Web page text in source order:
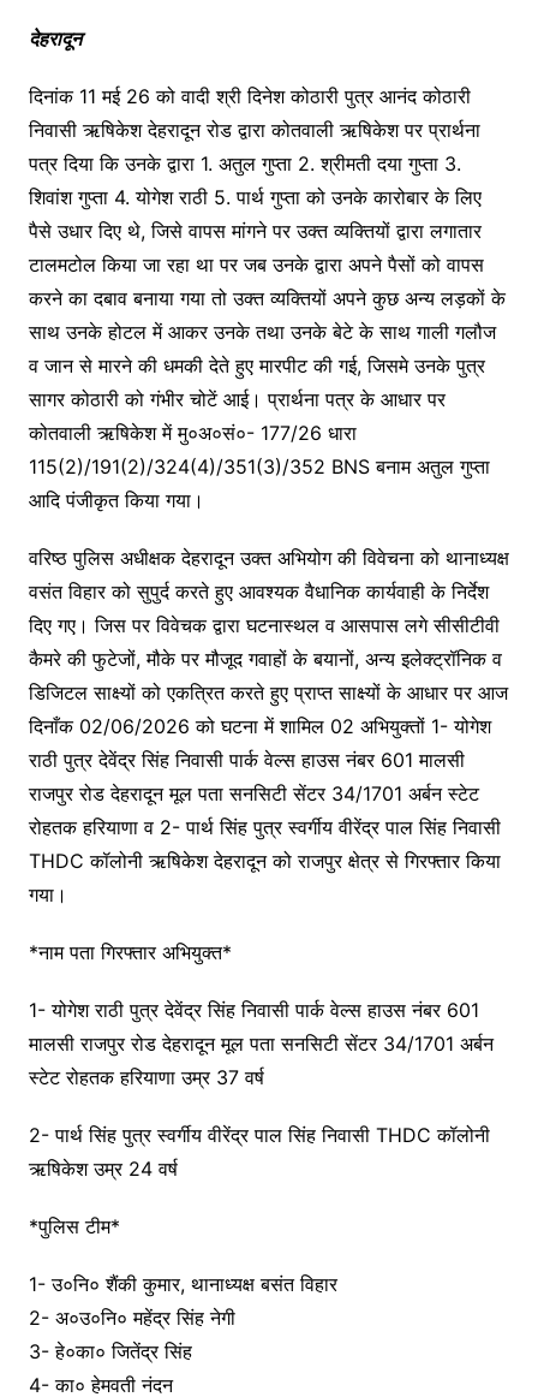
c
e
b
o
o
k
er l
s
A
p
p
s
e
n
g
er
gr
a
m
e
देहरादून
दिनांक 11 मई 26 को वादी श्री दिनेश कोठारी पुत्र आनंद कोठारी
निवासी ऋषिकेश देहरादून रोड द्वारा कोतवाली ऋषिकेश पर प्रार्थना
पत्र दिया कि उनके द्वारा 1. अतुल गुप्ता 2. श्रीमती दया गुप्ता 3.
शिवांश गुप्ता 4. योगेश राठी 5. पार्थ गुप्ता को उनके कारोबार के लिए
पैसे उधार दिए थे, जिसे वापस मांगने पर उक्त व्यक्तियों द्वारा लगातार
टालमटोल किया जा रहा था पर जब उनके द्वारा अपने पैसों को वापस
करने का दबाव बनाया गया तो उक्त व्यक्तियों अपने कुछ अन्य लड़कों के
साथ उनके होटल में आकर उनके तथा उनके बेटे के साथ गाली गलौज
व जान से मारने की धमकी देते हुए मारपीट की गई, जिसमे उनके पुत्र
सागर कोठारी को गंभीर चोटें आई। प्रार्थना पत्र के आधार पर
कोतवाली ऋषिकेश में मु०अ०सं०- 177/26 धारा
115(2)/191(2)/324(4)/351(3)/352 BNS बनाम अतुल गुप्ता
आदि पंजीकृत किया गया।
वरिष्ठ पुलिस अधीक्षक देहरादून उक्त अभियोग की विवेचना को थानाध्यक्ष
वसंत विहार को सुपुर्द करते हुए आवश्यक वैधानिक कार्यवाही के निर्देश
दिए गए। जिस पर विवेचक द्वारा घटनास्थल व आसपास लगे सीसीटीवी
कैमरे की फुटेजों, मौके पर मौजूद गवाहों के बयानों, अन्य इलेक्ट्रॉनिक व
डिजिटल साक्ष्यों को एकत्रित करते हुए प्राप्त साक्ष्यों के आधार पर आज
दिनाँक 02/06/2026 को घटना में शामिल 02 अभियुक्तों 1- योगेश
राठी पुत्र देवेंद्र सिंह निवासी पार्क वेल्स हाउस नंबर 601 मालसी
राजपुर रोड देहरादून मूल पता सनसिटी सेंटर 34/1701 अर्बन स्टेट
रोहतक हरियाणा व 2- पार्थ सिंह पुत्र स्वर्गीय वीरेंद्र पाल सिंह निवासी
THDC कॉलोनी ऋषिकेश देहरादून को राजपुर क्षेत्र से गिरफ्तार किया
गया।
*नाम पता गिरफ्तार अभियुक्त*
1- योगेश राठी पुत्र देवेंद्र सिंह निवासी पार्क वेल्स हाउस नंबर 601
मालसी राजपुर रोड देहरादून मूल पता सनसिटी सेंटर 34/1701 अर्बन
स्टेट रोहतक हरियाणा उम्र 37 वर्ष
2- पार्थ सिंह पुत्र स्वर्गीय वीरेंद्र पाल सिंह निवासी THDC कॉलोनी
ऋषिकेश उम्र 24 वर्ष
*पुलिस टीम*
1- उ०नि० शैंकी कुमार, थानाध्यक्ष बसंत विहार
2- अ०उ०नि० महेंद्र सिंह नेगी
3- हे०का० जितेंद्र सिंह
4- का० हेमवती नंदन